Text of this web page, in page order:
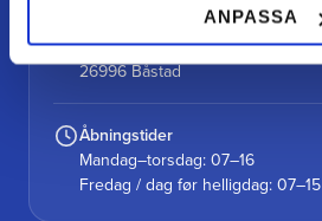
ANPASSA
Alutorp, Frestensfällevägen 64
26996 Båstad
Åbningstider
Mandag–torsdag: 07–16
Fredag / dag før helligdag: 07–15